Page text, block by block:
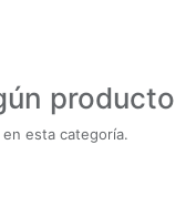
producto
esta categoría.